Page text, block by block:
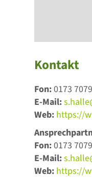
Kontakt
Fon:0173
E-Mail:
Web: https://
Fon:0173
E-Mail:
Web: https://